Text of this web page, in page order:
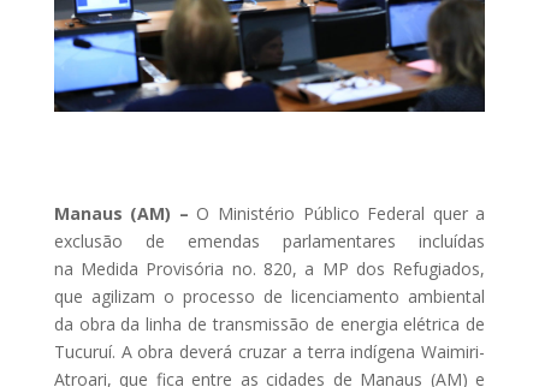
Manaus (AM) – O Ministério Público Federal quer a
exclusão de emendas parlamentares incluídas
na Medida Provisória no. 820, a MP dos Refugiados,
que agilizam o processo de licenciamento ambiental
da obra da linha de transmissão de energia elétrica de
Tucuruí. A obra deverá cruzar a terra indígena Waimiri-
Atroari, que fica entre as cidades de Manaus (AM) e